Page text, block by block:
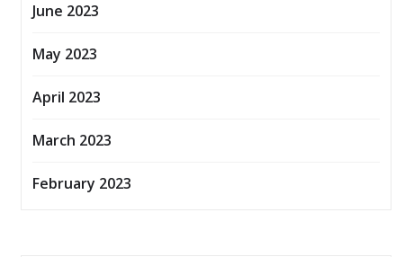
June 2023
May 2023
April 2023
March 2023
February 2023